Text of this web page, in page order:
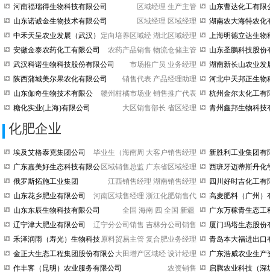
司
区域经理 生产主管
河南福瑞得生物科技有限公司
区域经理 区域经理
山东诺诚金生物技术有限公司
定向培养区域经 湖北区域经理
中禾天呈农业发展（武汉）
有限公司
农药产品销售 物流仓储主管
安徽金泰农药化工有限公司
市场推广员 业务经理
武汉科诺生物科技股份有限公司
销售代表 产品经理助理
陕西蒲城美尔果农化有限公司
赣州柑橘市场业 销售推广代表
山东伽奇生物技术有限公
司
大区销售部长 省区经理
糖化实业(上海)有限公司
司 山东曹达化工有限
湖南农大海特农化
司 上海明德立达生物
限公司
山东圣鹏科技股份
司 湖南新长山农业发
公司河北中天邦正生
杭州金尔太化工有
青州鑫邦生物科技
化肥企业
毕业生（海南周 大客户销售经理
埃及艾格泰克集团公司
区域销售总监 广东省区域经理
广东嘉美好生态科技有限公
司
江西销售经理 湖南销售经理
俄罗斯拓施工业集团
河南区域售经理 浙江化肥销售代
山东花乡肥业有限公司
全国 海南 四 全国 新疆
山东东辰生物科技有限公司
辽宁分公司销售 吉林分公司销售
辽宁津大肥业有限公司
原料贸易主管 复合肥业务经理
禾泽润雨（寿光）生物科技
有限公司
大田增产区域经 设计经理
金正大生态工程集团股份有限公
司
农资销售
作丰客（昆明）农业服务有限公司
新胜利工业集团有
司 西班牙迈蒂斯丹化
有限公司
四川好时吉化工
高麦肥料（广州）
司 广东万稼青生态工
厦门玛塔生态股
青岛本大福进出口
广东浩威农业生产
公司启腾农业科技（深